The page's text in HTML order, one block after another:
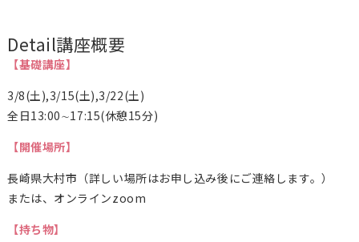
Detail講座概要
【基礎講座】
3/8(土),3/15(土),3/22(土)
全日13:00∼17:15(休憩15分)
【開催場所】
長崎県大村市（詳しい場所はお申し込み後にご連絡します。）
または、オンラインzoom
【持ち物】